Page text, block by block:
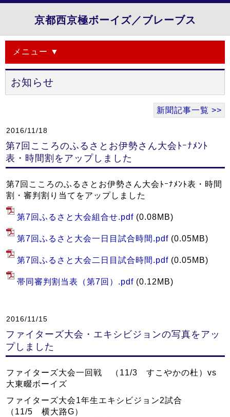
京都西京極ボーイズ／ブレーブス
メニュー ▼
お知らせ
新聞記事一覧 >>
2016/11/18
第7回こころのふるさとお伊勢さん大会ﾄｰﾅﾒﾝﾄ
表・時間割をアップしました
第7回こころのふるさとお伊勢さん大会ﾄｰﾅﾒﾝﾄ表・時間
割・審判割り当てをアップしました
第7回ふるさと大会組合せ.pdf (0.08MB)
第7回ふるさと大会一日目試合時間.pdf (0.05MB)
第7回ふるさと大会二日目試合時間.pdf (0.05MB)
帯同審判割当表（第7回）.pdf (0.12MB)
2016/11/15
ファイターズ大会・エキシビジョンの写真をアッ
プしました
ファイターズ大会一回戦 （11/3 すこやかの杜）vs
大東畷ボーイズ
ファイターズ大会1年生エキシビジョン2試合
（11/5 横大路G）